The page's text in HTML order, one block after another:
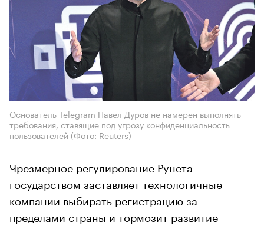
Основатель Telegram Павел Дуров не намерен выполнять
требования, ставящие под угрозу конфиденциальность
пользователей (Фото: Reuters)
Чрезмерное регулирование Рунета
государством заставляет технологичные
компании выбирать регистрацию за
пределами страны и тормозит развитие